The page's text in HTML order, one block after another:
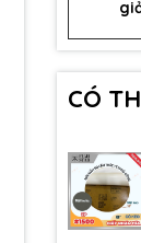
CÓ